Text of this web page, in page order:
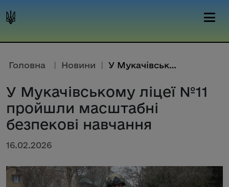
Головна | Новини | У Мукачівському ліцеї №11 прой...
У Мукачівському ліцеї №11
пройшли масштабні
безпекові навчання
16.02.2026